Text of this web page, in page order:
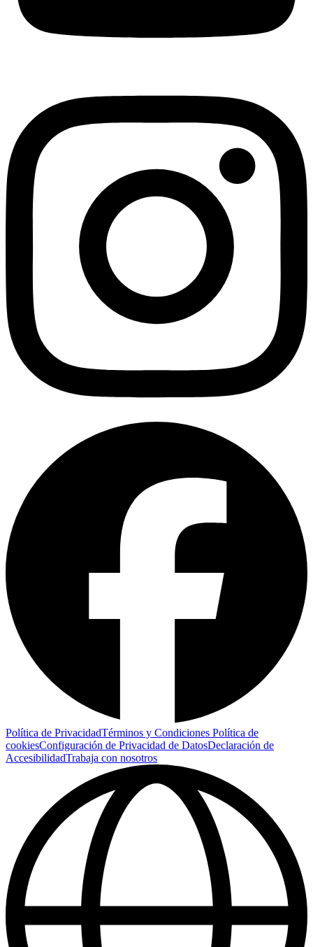
Política de PrivacidadTérminos y Condiciones Política de
cookiesConfiguración de Privacidad de DatosDeclaración de
AccesibilidadTrabaja con nosotros